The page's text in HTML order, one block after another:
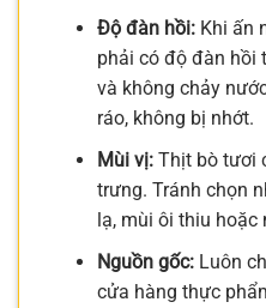
Độ đàn hồi:Khi ấn
phải có độ đàn hồi
và không chảy
ráo, không bị nhớt.
Mùi vị:Thịt bò tươi
trưng. Tránh chọn
lạ, mùi ôi thiu hoặc
Nguồn gốc:Luôn
cửa hàng thực